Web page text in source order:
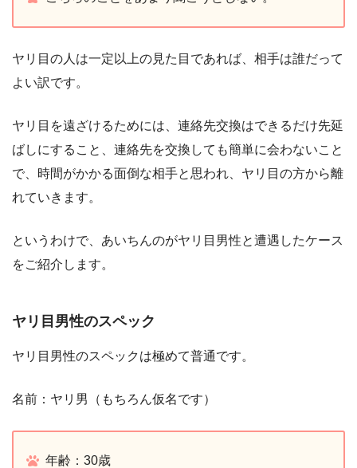
ヤリ目の人は一定以上の見た目であれば、相手は誰だって
よい訳です。
ヤリ目を遠ざけるためには、連絡先交換はできるだけ先延
ばしにすること、連絡先を交換しても簡単に会わないこと
で、時間がかかる面倒な相手と思われ、ヤリ目の方から離
れていきます。
というわけで、あいちんのがヤリ目男性と遭遇したケース
をご紹介します。
ヤリ目男性のスペック
ヤリ目男性のスペックは極めて普通です。
名前：ヤリ男（もちろん仮名です）
年齢：30歳